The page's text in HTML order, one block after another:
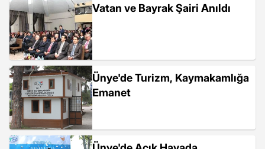
Vatan ve Bayrak Şairi Anıldı
Ünye'de Turizm, Kaymakamlığa
Emanet